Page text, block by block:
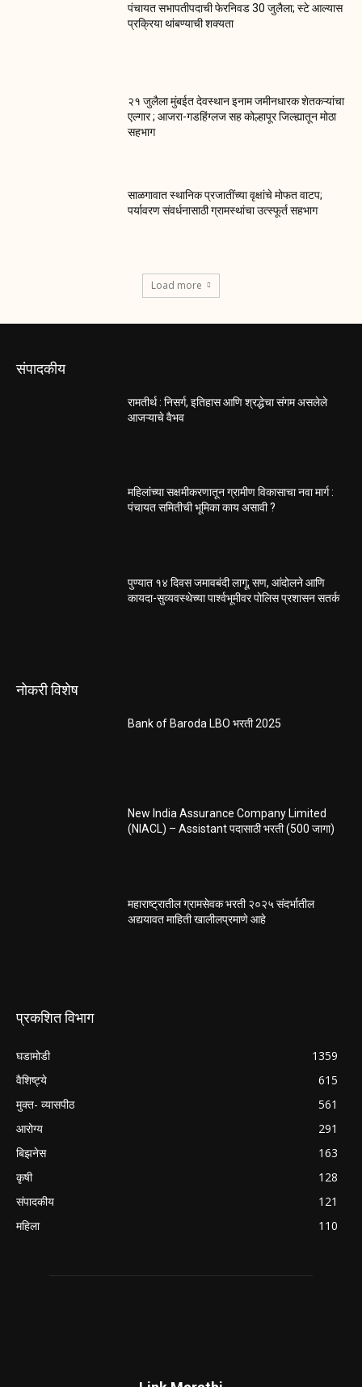
पंचायत सभापतीपदाची फेरनिवड 30 जुलैला; स्टे आल्यास
प्रक्रिया थांबण्याची शक्यता
२१ जुलैला मुंबईत देवस्थान इनाम जमीनधारक शेतकऱ्यांचा
एल्गार ; आजरा-गडहिंग्लज सह कोल्हापूर जिल्ह्यातून मोठा
सहभाग
साळगावात स्थानिक प्रजातींच्या वृक्षांचे मोफत वाटप;
पर्यावरण संवर्धनासाठी ग्रामस्थांचा उत्स्फूर्त सहभाग
Load more
संपादकीय
रामतीर्थ : निसर्ग, इतिहास आणि श्रद्धेचा संगम असलेले
आजऱ्याचे वैभव
महिलांच्या सक्षमीकरणातून ग्रामीण विकासाचा नवा मार्ग :
पंचायत समितीची भूमिका काय असावी ?
पुण्यात १४ दिवस जमावबंदी लागू; सण, आंदोलने आणि
कायदा-सुव्यवस्थेच्या पार्श्वभूमीवर पोलिस प्रशासन सतर्क
नोकरी विशेष
Bank of Baroda LBO भरती 2025
New India Assurance Company Limited
(NIACL) – Assistant पदासाठी भरती (500 जागा)
महाराष्ट्रातील ग्रामसेवक भरती २०२५ संदर्भातील
अद्ययावत माहिती खालीलप्रमाणे आहे
प्रकशित विभाग
घडामोडी
1359
वैशिष्ट्ये
615
मुक्त- व्यासपीठ
561
आरोग्य
291
बिझनेस
163
कृषी
128
संपादकीय
121
महिला
110